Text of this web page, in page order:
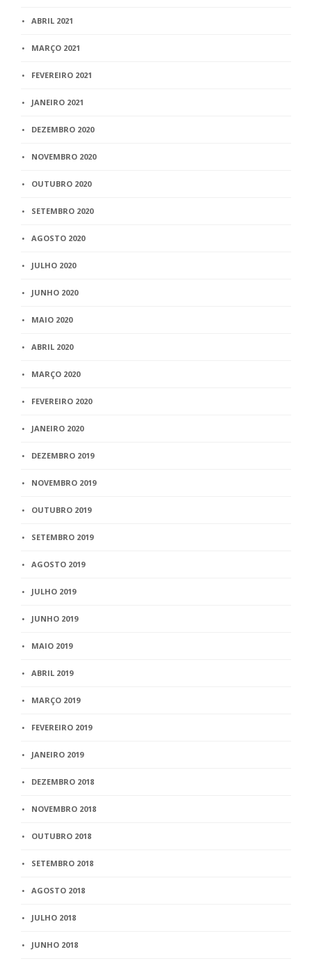
ABRIL 2021
MARÇO 2021
FEVEREIRO 2021
JANEIRO 2021
DEZEMBRO 2020
NOVEMBRO 2020
OUTUBRO 2020
SETEMBRO 2020
AGOSTO 2020
JULHO 2020
JUNHO 2020
MAIO 2020
ABRIL 2020
MARÇO 2020
FEVEREIRO 2020
JANEIRO 2020
DEZEMBRO 2019
NOVEMBRO 2019
OUTUBRO 2019
SETEMBRO 2019
AGOSTO 2019
JULHO 2019
JUNHO 2019
MAIO 2019
ABRIL 2019
MARÇO 2019
FEVEREIRO 2019
JANEIRO 2019
DEZEMBRO 2018
NOVEMBRO 2018
OUTUBRO 2018
SETEMBRO 2018
AGOSTO 2018
JULHO 2018
JUNHO 2018